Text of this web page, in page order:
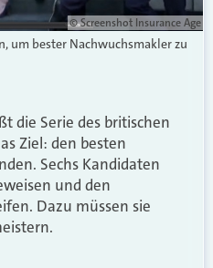
© Screenshot Insurance Age
um bester Nachwuchsmakler zu
die Serie des britischen
Ziel: den besten
Sechs Kandidaten
und den
Dazu müssen sie